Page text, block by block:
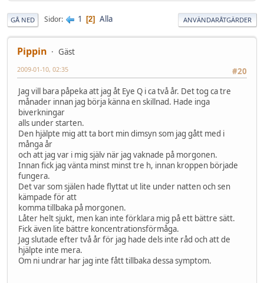
GÅ NED Sidor 1 2 Alla ANVÄNDARÅTGÄRDER
Pippin
Gäst
#20
2009-01-10, 02:35
Jag vill bara påpeka att jag åt Eye Q i ca två år. Det tog ca tre
månader innan jag börja känna en skillnad. Hade inga
biverkningar
alls under starten.
Den hjälpte mig att ta bort min dimsyn som jag gått med i
många år
och att jag var i mig själv när jag vaknade på morgonen.
Innan fick jag vänta minst minst tre h, innan kroppen började
fungera.
Det var som själen hade flyttat ut lite under natten och sen
kämpade för att
komma tillbaka på morgonen.
Låter helt sjukt, men kan inte förklara mig på ett bättre sätt.
Fick även lite bättre koncentrationsförmåga.
Jag slutade efter två år för jag hade dels inte råd och att de
hjälpte inte mera.
Om ni undrar har jag inte fått tillbaka dessa symptom.